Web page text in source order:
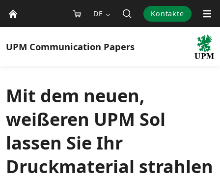
DE Kontakte
UPM Communication Papers
Mit dem neuen,
weißeren UPM Sol
lassen Sie Ihr
Druckmaterial strahlen